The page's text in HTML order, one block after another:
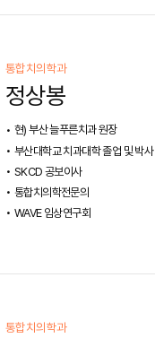
통합치의학과
정상봉
현) 부산 늘푸른치과 원장
부산대학교 치과대학 졸업 및 박사
SKCD 공보이사
통합치의학전문의
WAVE 임상연구회
통합치의학과